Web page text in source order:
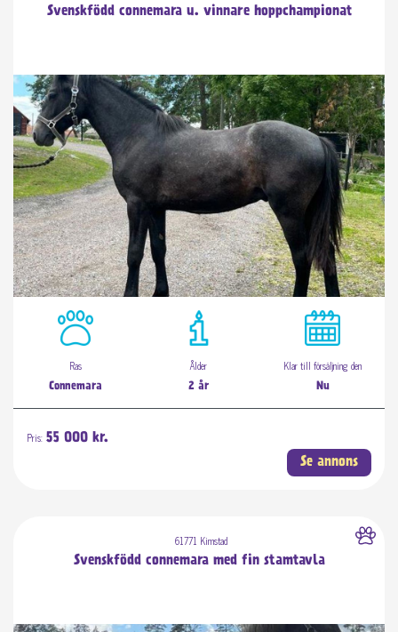
Svenskfödd connemara u. vinnare hoppchampionat
Ras
Connemara
Ålder
2 år
Klar till försäljning den
Nu
Pris: 55 000 kr.
Se annons
61771 Kimstad
Svenskfödd connemara med fin stamtavla